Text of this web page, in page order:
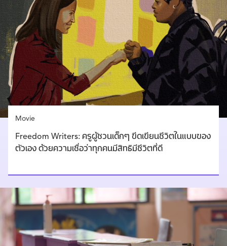
Movie
Freedom Writers: ครูผู้ชวนเด็กๆ ขีดเขียนชีวิตในแบบของ
ตัวเอง ด้วยความเชื่อว่าทุกคนมีสิทธิมีชีวิตที่ดี